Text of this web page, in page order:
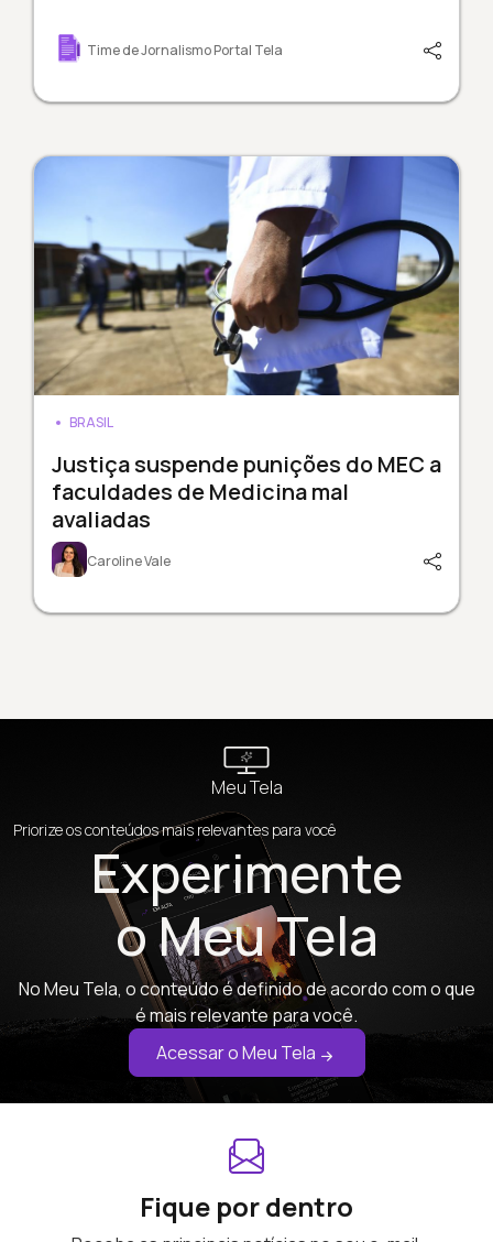
Time de Jornalismo Portal Tela
BRASIL
Justiça suspende punições do MEC a
faculdades de Medicina mal
avaliadas
Caroline Vale
Meu Tela
Priorize os conteúdos mais relevantes para você
Experimente
o Meu Tela
No Meu Tela, o conteúdo é definido de acordo com o que
é mais relevante para você.
Acessar o Meu Tela
Fique por dentro